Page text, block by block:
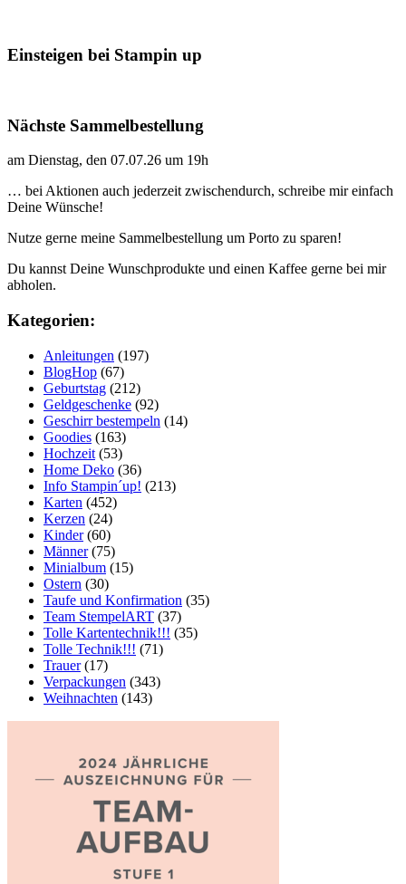
Einsteigen bei Stampin up
Nächste Sammelbestellung
am Dienstag, den 07.07.26 um 19h
… bei Aktionen auch jederzeit zwischendurch, schreibe mir einfach
Deine Wünsche!
Nutze gerne meine Sammelbestellung um Porto zu sparen!
Du kannst Deine Wunschprodukte und einen Kaffee gerne bei mir
abholen.
Kategorien:
Anleitungen (197)
BlogHop (67)
Geburtstag (212)
Geldgeschenke (92)
Geschirr bestempeln (14)
Goodies (163)
Hochzeit (53)
Home Deko (36)
Info Stampin´up! (213)
Karten (452)
Kerzen (24)
Kinder(60)
Männer(75)
Minialbum (15)
Ostern (30)
Taufe und Konfirmation (35)
Team StempelART (37)
Tolle Kartentechnik!!! (35)
Tolle Technik!!! (71)
Trauer(17)
Verpackungen (343)
Weihnachten (143)